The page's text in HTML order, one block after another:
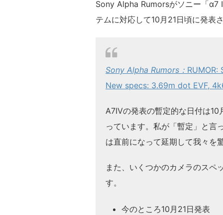
Sony Alpha Rumorsがソニー「α7
テムに対応して10月21日頃に発表
Sony Alpha Rumors：
New specs: 3.69m dot EVF,
A7IVの発表の暫定的な日付は
っています。私が「暫定」と言
は直前になって延期して我々を
また、いくつかのカメラのスペ
す。
今のところ10月21日発表